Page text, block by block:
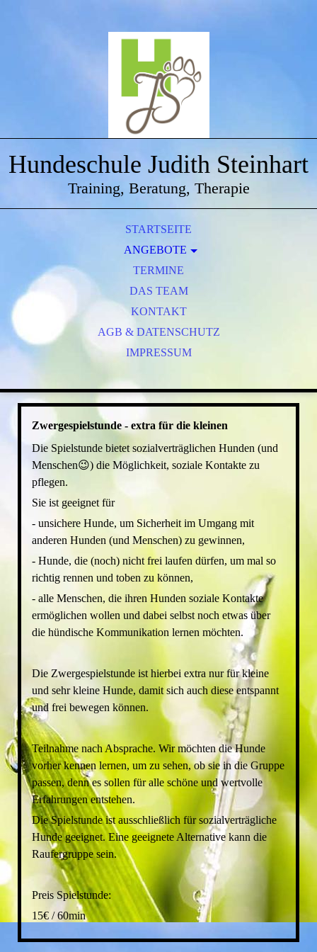
Hundeschule Judith Steinhart
Training, Beratung, Therapie
STARTSEITE
ANGEBOTE
EINZELSTUNDEN
WELPEN
JUNGHUNDE
ALLTAGSTRAINING
SPIELSTUNDE
RAUFERGRUPPE
SPAZIERGÄNGE
KURSE
TERMINE
DAS TEAM
KONTAKT
AGB & DATENSCHUTZ
IMPRESSUM
Zwergespielstunde - extra für die kleinen
Die Spielstunde bietet sozialverträglichen Hunden (und
Menschen😉) die Möglichkeit, soziale Kontakte zu
pflegen.
Sie ist geeignet für
- unsichere Hunde, um Sicherheit im Umgang mit
anderen Hunden (und Menschen) zu gewinnen,
- Hunde, die (noch) nicht frei laufen dürfen, um mal so
richtig rennen und toben zu können,
- alle Menschen, die ihren Hunden soziale Kontakte
ermöglichen wollen und dabei selbst noch etwas über
die hündische Kommunikation lernen möchten.
Die Zwergespielstunde ist hierbei extra nur für kleine
und sehr kleine Hunde, damit sich auch diese entspannt
und frei bewegen können.
Teilnahme nach Absprache. Wir möchten die Hunde
vorher kennen lernen, um zu sehen, ob sie in die Gruppe
passen, denn es sollen für alle schöne und wertvolle
Erfahrungen entstehen.
Die Spielstunde ist ausschließlich für sozialverträgliche
Hunde geeignet. Eine geeignete Alternative kann die
Raufergruppe sein.
Preis Spielstunde:
15€ / 60min